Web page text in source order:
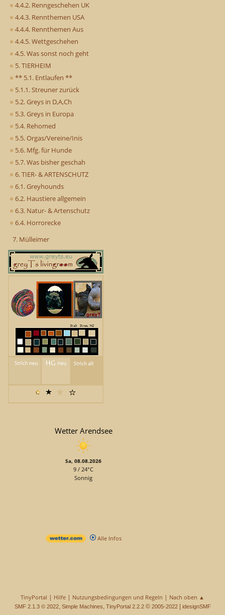
4.4.2. Renngeschehen UK
4.4.3. Rennthemen USA
4.4.4. Rennthemen Aus
4.4.5. Wettgeschehen
4.5. Was sonst noch geht
5. TIERHEIM
** 5.1. Entlaufen **
5.1.1. Streuner zurück
5.2. Greys in D,A,Ch
5.3. Greys in Europa
5.4. Rehomed
5.5. Orgas/Vereine/Inis
5.6. Mfg. für Hunde
5.7. Was bisher geschah
6. TIER- & ARTENSCHUTZ
6.1. Greyhounds
6.2. Haustiere allgemein
6.3. Natur- & Artenschutz
6.4. Horrorecke
7. Mülleimer
Wetter Arendsee
Sa, 08.08.2026
9 / 24°C
Sonnig
Alle Infos
TinyPortal | Hilfe | Nutzungsbedingungen und Regeln | Nach oben ▲
SMF 2.1.3 © 2022, Simple Machines, TinyPortal 2.2.2© 2005-2022| idesignSMF